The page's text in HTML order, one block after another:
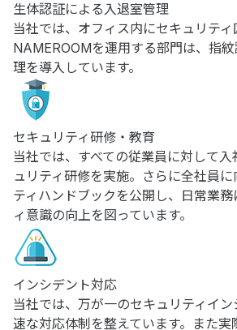
生体認証による入退室管理
当社では、オフィス内にセキュリティ
NAMEROOMを運用する部門は、指
理を導入しています。
セキュリティ研修・教育
当社では、すべての従業員に対して
ュリティ研修を実施。さらに全社員
ティハンドブックを公開し、日常業
ィ意識の向上を図っています。
インシデント対応
当社では、万が一のセキュリティイ
速な対応体制を整えています。また実